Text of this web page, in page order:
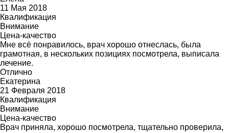
11 Мая 2018
Квалификация
Внимание
Цена-качество
Мне всё понравилось, врач хорошо отнеслась, была
грамотная, в нескольких позициях посмотрела, выписала
лечение.
Отлично
Екатерина
21 Февраля 2018
Квалификация
Внимание
Цена-качество
Врач приняла, хорошо посмотрела, тщательно проверила,